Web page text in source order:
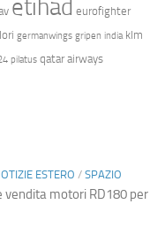
etihad eurofighter
germanwings gripen india klm
pilatus qatar airways
ESTERO / SPAZIO
vendita motori RD180 per